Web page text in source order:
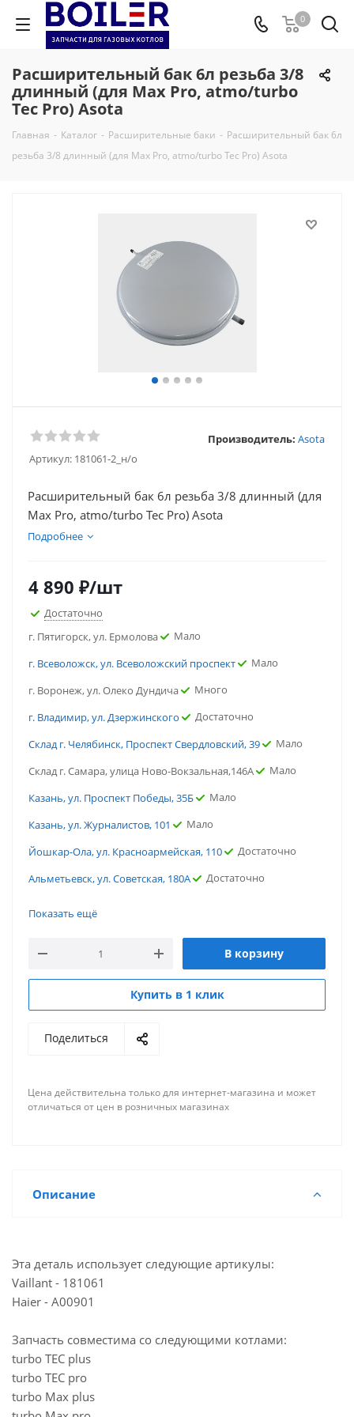
0
Расширительный бак 6л резьба 3/8
длинный (для Max Pro, atmo/turbo
Tec Pro) Asota
Главная - Каталог - Расширительные баки - Расширительный бак 6л
резьба 3/8 длинный (для Max Pro, atmo/turbo Tec Pro) Asota
Артикул: 181061-2_н/о
Производитель: Asota
Расширительный бак 6л резьба 3/8 длинный (для
Max Pro, atmo/turbo Tec Pro) Asota
Подробнее
4 890 ₽/шт
Достаточно
г. Пятигорск, ул. Ермолова
Мало
г. Всеволожск, ул. Всеволожский проспект
Мало
г. Воронеж, ул. Олеко Дундича
Много
г. Владимир, ул. Дзержинского
Достаточно
Склад г. Челябинск, Проспект Свердловский, 39
Мало
Склад г. Самара, улица Ново-Вокзальная,146А
Мало
Казань, ул. Проспект Победы, 35Б
Мало
Казань, ул. Журналистов, 101
Мало
Йошкар-Ола, ул. Красноармейская, 110
Достаточно
Альметьевск, ул. Советская, 180А
Достаточно
г. Воронеж, ул. Олеко Дундича
Много
Склад г. Челябинск, Проспект Свердловский, 39
Мало
Склад г. Самара, улица Ново-Вокзальная,146А
Казань, ул. Журналистов, 101
Мало
Показать ещё
В корзину
Купить в 1 клик
Поделиться
Цена действительна только для интернет-магазина и может
отличаться от цен в розничных магазинах
Описание
Эта деталь использует следующие артикулы:
Vaillant - 181061
Haier - A00901
Запчасть совместима со следующими котлами:
turbo TEC plus
turbo TEC pro
turbo Max plus